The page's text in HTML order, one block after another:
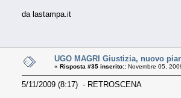
da lastampa.it
UGO MAGRI Giustizia, nuovo
« Risposta #35 inserito:: Novembre 05,
5/11/2009 (8:17) - RETROSCENA